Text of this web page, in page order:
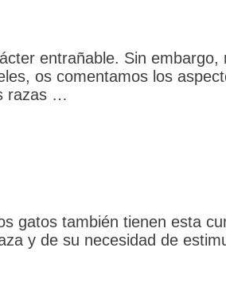
entrañable. Sin
os comentamos los
razas …
gatos también tienen esta
y de su necesidad de